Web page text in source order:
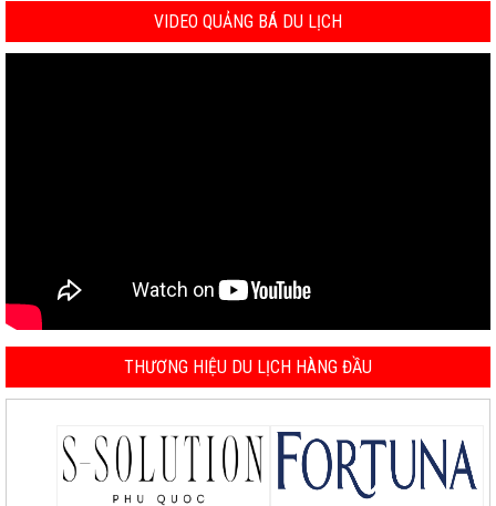
VIDEO QUẢNG BÁ DU LỊCH
THƯƠNG HIỆU DU LỊCH HÀNG ĐẦU